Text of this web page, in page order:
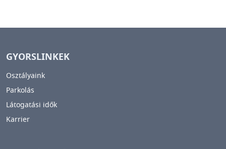
GYORSLINKEK
Osztályaink
Parkolás
Látogatási idők
Karrier